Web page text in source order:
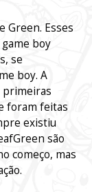
Green. Esses
boy
se
boy. A
primeiras
foram feitas
existiu
são
começo, mas